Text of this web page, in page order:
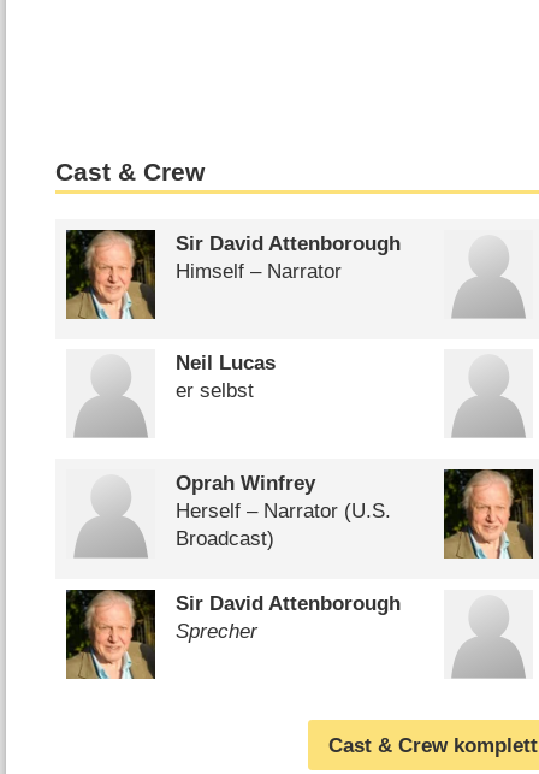
Cast & Crew
Sir David Attenborough
Himself – Narrator
Neil Lucas
er selbst
Oprah Winfrey
Herself – Narrator (U.S.
Broadcast)
Sir David Attenborough
Sprecher
Cast & Crew komplett